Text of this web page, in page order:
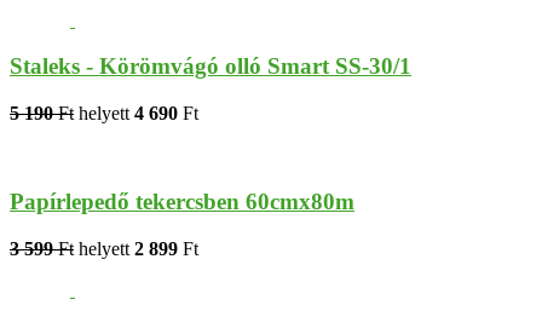
Staleks - Körömvágó olló Smart SS-30/1
5 190 Ft helyett 4 690 Ft
Papírlepedő tekercsben 60cmx80m
3 599 Ft helyett 2 899 Ft